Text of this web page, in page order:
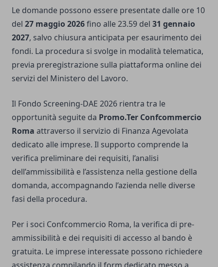
Le domande possono essere presentate dalle ore 10
del 27 maggio 2026fino alle 23.59 del 31 gennaio
2027, salvo chiusura anticipata per esaurimento dei
fondi. La procedura si svolge in modalità telematica,
previa preregistrazione sulla piattaforma online dei
servizi del Ministero del Lavoro.
Il Fondo Screening-DAE 2026 rientra tra le
opportunità seguite da Promo.Ter Confcommercio
Roma attraverso il servizio di Finanza Agevolata
dedicato alle imprese. Il supporto comprende la
verifica preliminare dei requisiti, l’analisi
dell’ammissibilità e l’assistenza nella gestione della
domanda, accompagnando l’azienda nelle diverse
fasi della procedura.
Per i soci Confcommercio Roma, la verifica di pre-
ammissibilità e dei requisiti di accesso al bando è
gratuita. Le imprese interessate possono richiedere